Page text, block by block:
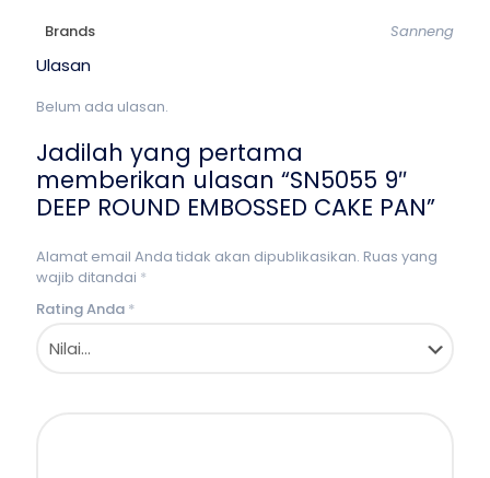
Brands Sanneng
Ulasan
Belum ada ulasan.
Jadilah yang pertama
memberikan ulasan “SN5055 9″
DEEP ROUND EMBOSSED CAKE PAN”
Alamat email Anda tidak akan dipublikasikan. Ruas yang
wajib ditandai *
Rating Anda *